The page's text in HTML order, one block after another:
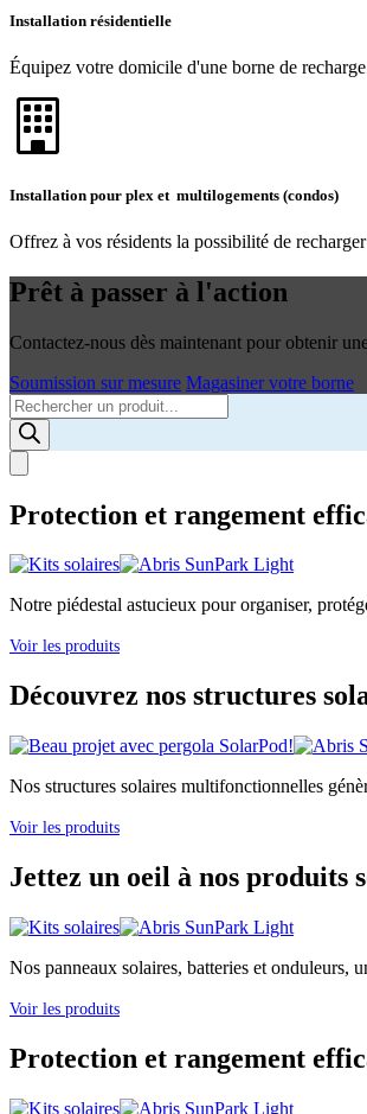
Installation résidentielle
Équipez votre domicile d'une borne de
Installation pour plex et multilogements (condos)
Offrez à vos résidents la possibilité de
Prêt à passer à l'action
Contactez-nous dès maintenant pour obtenir
Soumission sur mesure Magasiner votre borne
Products
search
Protection et rangement
Notre piédestal astucieux pour organiser,
Voir les produits
Découvrez nos structures
Nos structures solaires multifonctionnelles
Voir les produits
Jettez un oeil à nos produits
Nos panneaux solaires, batteries et onduleurs,
Voir les produits
Protection et rangement